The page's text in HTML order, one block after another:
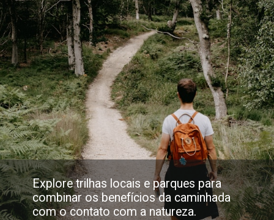
Explore trilhas locais e parques para
combinar os benefícios da caminhada
com o contato com a natureza.